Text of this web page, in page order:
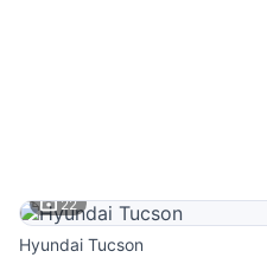
22
Hyundai Tucson